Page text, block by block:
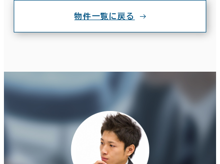
物件一覧に戻る